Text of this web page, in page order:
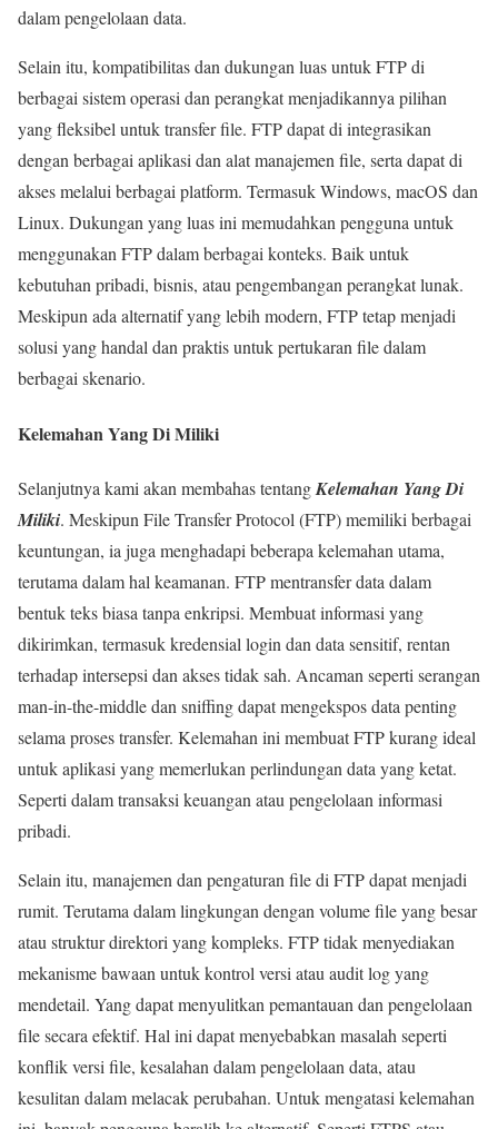
dalam pengelolaan data.
Selain itu, kompatibilitas dan dukungan luas untuk FTP di
berbagai sistem operasi dan perangkat menjadikannya pilihan
yang fleksibel untuk transfer file. FTP dapat di integrasikan
dengan berbagai aplikasi dan alat manajemen file, serta dapat di
akses melalui berbagai platform. Termasuk Windows, macOS dan
Linux. Dukungan yang luas ini memudahkan pengguna untuk
menggunakan FTP dalam berbagai konteks. Baik untuk
kebutuhan pribadi, bisnis, atau pengembangan perangkat lunak.
Meskipun ada alternatif yang lebih modern, FTP tetap menjadi
solusi yang handal dan praktis untuk pertukaran file dalam
berbagai skenario.
Kelemahan Yang Di Miliki
Selanjutnya kami akan membahas tentangKelemahan Yang Di
Miliki. Meskipun File Transfer Protocol (FTP) memiliki berbagai
keuntungan, ia juga menghadapi beberapa kelemahan utama,
terutama dalam hal keamanan. FTP mentransfer data dalam
bentuk teks biasa tanpa enkripsi. Membuat informasi yang
dikirimkan, termasuk kredensial login dan data sensitif, rentan
terhadap intersepsi dan akses tidak sah. Ancaman seperti serangan
man-in-the-middle dan sniffing dapat mengekspos data penting
selama proses transfer. Kelemahan ini membuat FTP kurang ideal
untuk aplikasi yang memerlukan perlindungan data yang ketat.
Seperti dalam transaksi keuangan atau pengelolaan informasi
pribadi.
Selain itu, manajemen dan pengaturan file di FTP dapat menjadi
rumit. Terutama dalam lingkungan dengan volume file yang besar
atau struktur direktori yang kompleks. FTP tidak menyediakan
mekanisme bawaan untuk kontrol versi atau audit log yang
mendetail. Yang dapat menyulitkan pemantauan dan pengelolaan
file secara efektif. Hal ini dapat menyebabkan masalah seperti
konflik versi file, kesalahan dalam pengelolaan data, atau
kesulitan dalam melacak perubahan. Untuk mengatasi kelemahan